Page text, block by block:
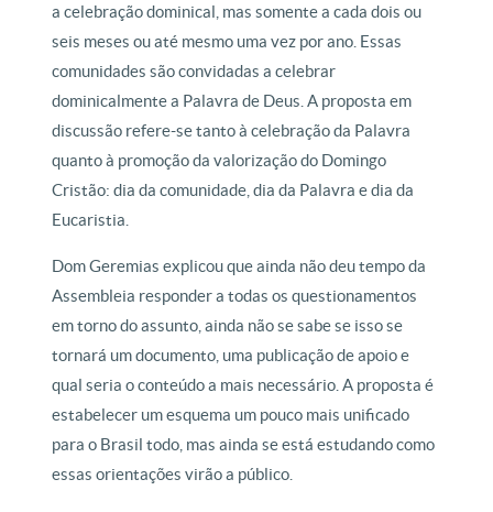
a celebração dominical, mas somente a cada dois ou
seis meses ou até mesmo uma vez por ano. Essas
comunidades são convidadas a celebrar
dominicalmente a Palavra de Deus. A proposta em
discussão refere-se tanto à celebração da Palavra
quanto à promoção da valorização do Domingo
Cristão: dia da comunidade, dia da Palavra e dia da
Eucaristia.
Dom Geremias explicou que ainda não deu tempo da
Assembleia responder a todas os questionamentos
em torno do assunto, ainda não se sabe se isso se
tornará um documento, uma publicação de apoio e
qual seria o conteúdo a mais necessário. A proposta é
estabelecer um esquema um pouco mais unificado
para o Brasil todo, mas ainda se está estudando como
essas orientações virão a público.